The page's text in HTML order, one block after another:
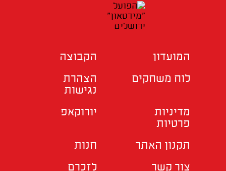
המועדון
הקבוצה
לוח משחקים
הצהרת
נגישות
מדיניות
פרטיות
יורוקאפ
תקנון האתר
חנות
צור קשר
לזכרם